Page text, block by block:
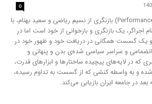
0
اجرای خطابیِ(Performance-lecture) بازنگری از نسیم ریاضی و سعید بهنام، با
اجراگر، یک بازنگری و بازخوانی از خود است اما در
یک گسست همگانی در دریافت خود و ظهور خود در
و سراسر سیاسی شده‌ی بدن و پنهانی و
که در لایه‌های پیچیده ساختارها و ابزارهای قدرت،
شده و به واسطه کنشی که از گسست به تداوم رسیده،